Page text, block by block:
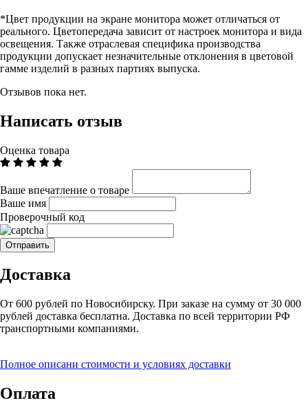
*Цвет продукции на экране монитора может отличаться от
реального. Цветопередача зависит от настроек монитора и вида
освещения. Также отраслевая специфика производства
продукции допускает незначительные отклонения в цветовой
гамме изделий в разных партиях выпуска.
Отзывов пока нет.
Написать отзыв
Оценка товара
Ваше впечатление о товаре
Ваше имя
Проверочный код
Доставка
От 600 рублей по Новосибирску. При заказе на сумму от 30 000
рублей доставка бесплатна. Доставка по всей территории РФ
транспортными компаниями.
Полное описани стоимости и условиях доставки
Оплата